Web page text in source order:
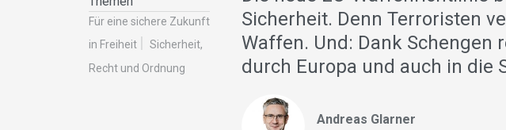
Für eine sichere Zukunft
in Freiheit
Sicherheit,
Recht und Ordnung
Sicherheit. Denn Terroristen
Waffen. Und: Dank Schengen
durch Europa und auch in die
Andreas Glarner